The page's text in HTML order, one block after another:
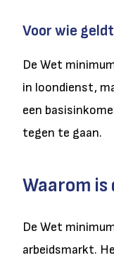
Voor wie
De Wet
in loondienst,
een
tegen te gaan.
Waarom
De Wet
arbeidsmarkt.